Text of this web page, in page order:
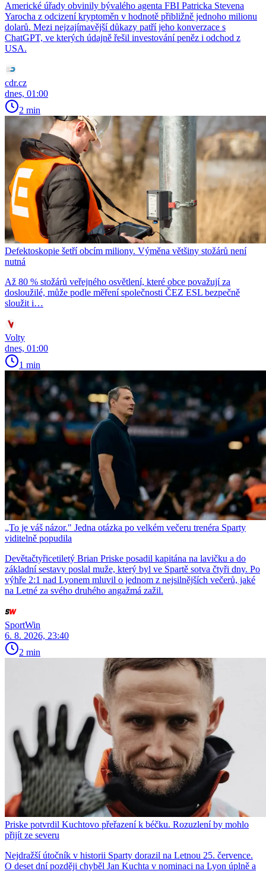
Americké úřady obvinily bývalého agenta FBI Patricka Stevena
Yarocha z odcizení kryptoměn v hodnotě přibližně jednoho milionu
dolarů. Mezi nejzajímavější důkazy patří jeho konverzace s
ChatGPT, ve kterých údajně řešil investování peněz i odchod z
USA.
cdr.cz
dnes, 01:00
2 min
Defektoskopie šetří obcím miliony. Výměna většiny stožárů není
nutná
Až 80 % stožárů veřejného osvětlení, které obce považují za
dosloužilé, může podle měření společnosti ČEZ ESL bezpečně
sloužit i…
Volty
dnes, 01:00
1 min
„To je váš názor." Jedna otázka po velkém večeru trenéra Sparty
viditelně popudila
Devětačtyřicetiletý Brian Priske posadil kapitána na lavičku a do
základní sestavy poslal muže, který byl ve Spartě sotva čtyři dny. Po
výhře 2:1 nad Lyonem mluvil o jednom z nejsilnějších večerů, jaké
na Letné za svého druhého angažmá zažil.
SportWin
6. 8. 2026, 23:40
2 min
Priske potvrdil Kuchtovo přeřazení k béčku. Rozuzlení by mohlo
přijít ze severu
Nejdražší útočník v historii Sparty dorazil na Letnou 25. července.
O deset dní později chyběl Jan Kuchta v nominaci na Lyon úplně a